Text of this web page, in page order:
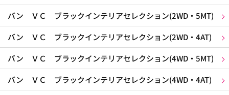
バン ＶＣ ブラックインテリアセレクション(2WD・5MT)
バン ＶＣ ブラックインテリアセレクション(2WD・4AT)
バン ＶＣ ブラックインテリアセレクション(4WD・5MT)
バン ＶＣ ブラックインテリアセレクション(4WD・4AT)